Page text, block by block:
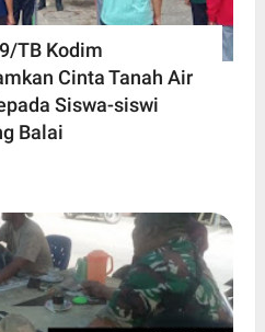
TB Kodim
Cinta Tanah Air
Siswa-siswi
Balai